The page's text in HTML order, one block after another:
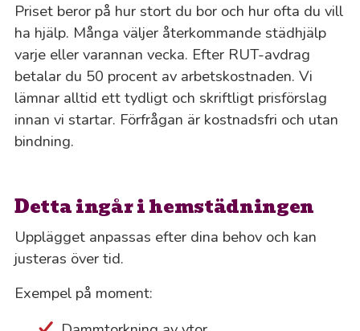
Priset beror på hur stort du bor och hur ofta du vill
ha hjälp. Många väljer återkommande städhjälp
varje eller varannan vecka. Efter RUT-avdrag
betalar du 50 procent av arbetskostnaden. Vi
lämnar alltid ett tydligt och skriftligt prisförslag
innan vi startar. Förfrågan är kostnadsfri och utan
bindning.
Detta ingår i hemstädningen
Upplägget anpassas efter dina behov och kan
justeras över tid.
Exempel på moment: